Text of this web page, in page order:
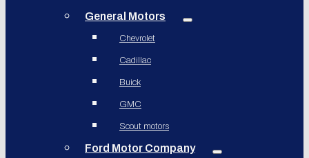
General Motors
Chevrolet
Cadillac
Buick
GMC
Scout motors
Ford Motor Company